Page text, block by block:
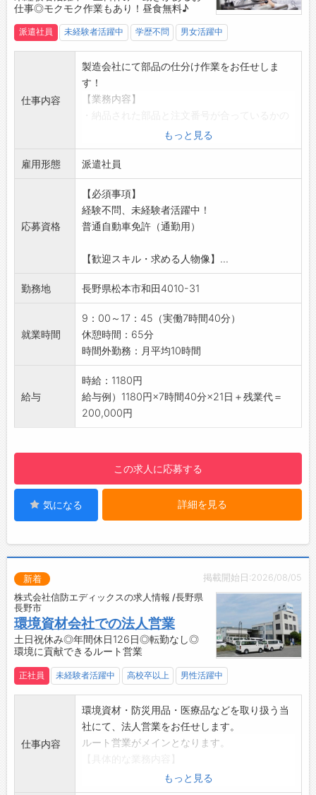
・ロッカー、更衣室
☆----------------------------------------
☆
勤務実績に応じて、給与前払いが可能です◎
簡単申請！簡単受取！日払い即日払い対応！
☆----------------------------------------
◆ご不明点はいつでもご相談ください！
登録はご自宅からお電話で可能です◎
☆----------------------------------------
☆
◆職場見学可能！自分が働くイメージができま
みなさまのご応募を心よりお待ちしております
☆----------------------------------------
☆
仕事◎モクモク作業もあり！昼食無料♪
派遣社員 未経験者活躍中 学歴不問 男女活躍中
仕事内容
製造会社にて部品の仕分け作業をお任せしま
す！
【業務内容】
・部品を種類ごとに仕分ける作業
・簡単なデータ入力（フォーマットへの入力）
【おすすめポイント♪】
■未経験者活躍中！
・PC作業は簡単な入力程度なので、スマホの基
本操作ができれば問題ありません
験の方も安心してスタートできます
・部品の運搬には代車を使用します◎
・3階への運搬もエレベーターを利用するた
め、移動もスムーズです！
・重量物は2人で運ぶなど、安全面に配慮して
作業を行っています♪
■メリハリをつけて働ける！
・部品の種類が豊富なので、単調な繰り返し作
業が苦手な方にもおすすめです◎
・立ち作業と座り作業の両方があるため、気分
・派遣スタッフの方も社員食堂を無料で利用可
能です◎
・社内キッチンで作られた、温かい日替わりラ
ンチを毎日無料で楽しめます♪
厚生です！
・モクモク・コツコツ作業が好きな方
・製造業や検査のお仕事にチャレンジしたい方
【歓迎スキル】
・仕分け作業等の経験者
【貸与】
・制服貸与：上着のみ
【設備】
・無料駐車場完備
・安全靴貸与
・レンジ、冷蔵庫、給湯器完備
もっと見る
雇用形態 派遣社員
応募資格
【必須事項】
経験不問、未経験者活躍中！
普通自動車免許（通勤用）
【歓迎スキル・求める人物像】...
勤務地 長野県松本市和田4010-31
就業時間
9：00～17：45（実働7時間40分）
休憩時間：65分
時間外勤務：月平均10時間
給与
時給：1180円
給与例）1180円×7時間40分×21日＋残業代＝
200,000円
この求人に応募する
気になる 詳細を見る
掲載開始日:2026/08/05
新着
株式会社信防エディックスの求人情報 /長野県
長野市
環境資材会社での法人営業
土日祝休み◎年間休日126日◎転勤なし◎
環境に貢献できるルート営業
正社員 未経験者活躍中 高校卒以上 男性活躍中
仕事内容
環境資材・防災用品・医療品などを取り扱う当
社にて、法人営業をお任せします。
ルート営業がメインとなります。
・県内を中心とした環境資材（指定ごみ袋な
ど）のルート営業
もっと見る